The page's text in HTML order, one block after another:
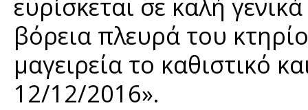
ευρίσκεται σε καλή
βόρεια πλευρά του
μαγειρεία το καθιστικό
12/12/2016».